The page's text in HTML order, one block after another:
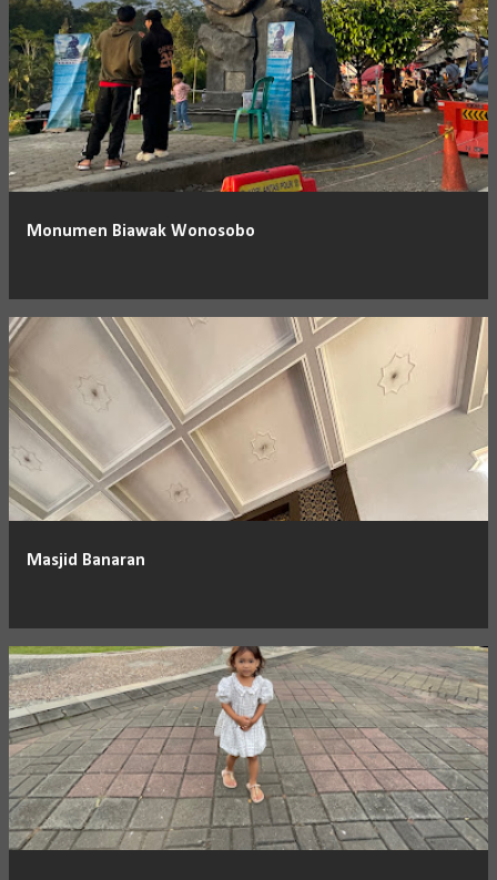
Monumen Biawak Wonosobo
Masjid Banaran